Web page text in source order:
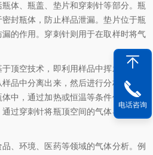
体、瓶盖、垫片和穿刺针等部分。瓶
封瓶体，防止样品泄漏。垫片位于瓶
的作用。穿刺针则用于在取样时将气
空技术，即利用样品中挥发性组分
品中分离出来，然后进行分析。在顶
中，通过加热或恒温等条件使挥发性
过穿刺针将瓶顶空间的气体导入分析
环境、医药等领域的气体分析。例
电话咨询